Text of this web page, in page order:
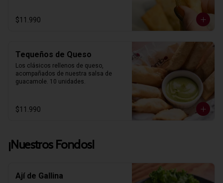
$11.990
Tequeños de Queso
Los clásicos rellenos de queso,
acompañados de nuestra salsa de
guacamole. 10 unidades.
$11.990
¡Nuestros Fondos!
Ají de Gallina